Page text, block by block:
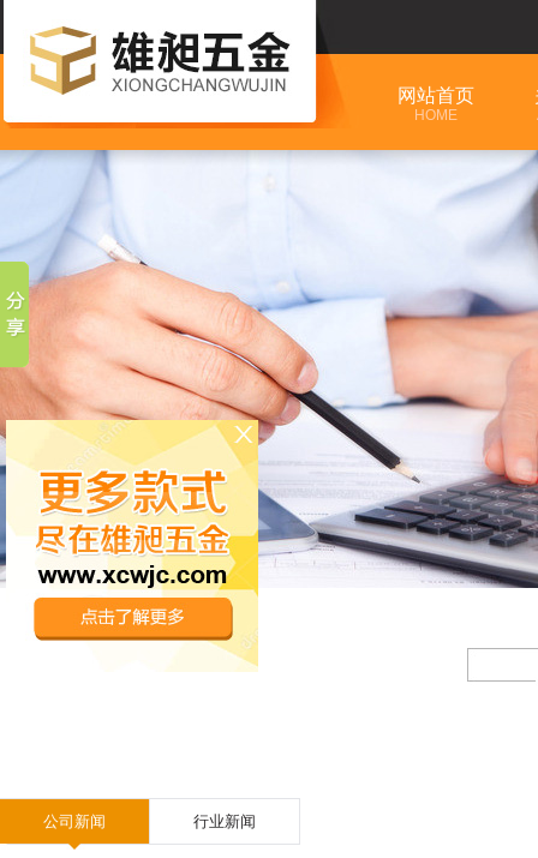
网站首页
HOME
公司新闻 行业新闻